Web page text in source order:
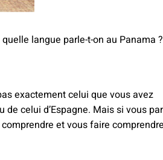
langue parle-t-on au Panama
exactement celui que vous avez
de celui d’Espagne. Mais si vous
et vous faire comprendre